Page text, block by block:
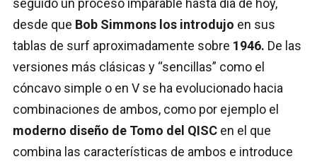
seguido un proceso imparable hasta día de hoy,
desde que Bob Simmons los introdujo en sus
tablas de surf aproximadamente sobre 1946. De las
versiones más clásicas y “sencillas” como el
cóncavo simple o en V se ha evolucionado hacia
combinaciones de ambos, como por ejemplo el
moderno diseño de Tomo del QISC en el que
combina las características de ambos e introduce